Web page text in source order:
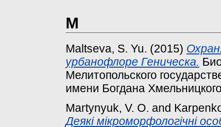
M
Maltseva, S. Yu. (2015)
урбанофлоре Геническа.
Мелитопольского
имени Богдана
Martynyuk, V. O. and
Деякі мікроморфологічні